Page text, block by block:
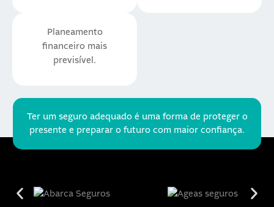
Planeamento
financeiro mais
previsível.
Ter um seguro adequado é uma forma de proteger o
presente e preparar o futuro com maior confiança.